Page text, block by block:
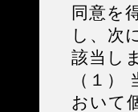
同意を
し、次
該当し
（１）
おいて